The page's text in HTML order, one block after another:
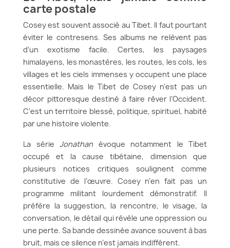
carte postale
Cosey est souvent associé au Tibet. Il faut pourtant
éviter le contresens. Ses albums ne relèvent pas
d’un exotisme facile. Certes, les paysages
himalayens, les monastères, les routes, les cols, les
villages et les ciels immenses y occupent une place
essentielle. Mais le Tibet de Cosey n’est pas un
décor pittoresque destiné à faire rêver l’Occident.
C’est un territoire blessé, politique, spirituel, habité
par une histoire violente.
La série Jonathan évoque notamment le Tibet
occupé et la cause tibétaine, dimension que
plusieurs notices critiques soulignent comme
constitutive de l’œuvre. Cosey n’en fait pas un
programme militant lourdement démonstratif. Il
préfère la suggestion, la rencontre, le visage, la
conversation, le détail qui révèle une oppression ou
une perte. Sa bande dessinée avance souvent à bas
bruit, mais ce silence n’est jamais indifférent.